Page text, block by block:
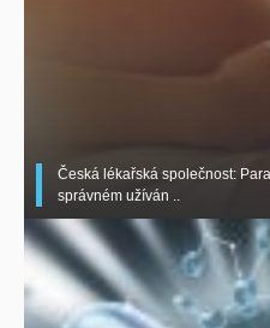
Česká lékařská společnost:
správném užíván ..